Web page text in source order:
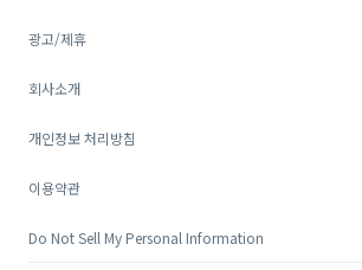
광고/제휴
회사소개
개인정보 처리방침
이용약관
Do Not Sell My Personal Information